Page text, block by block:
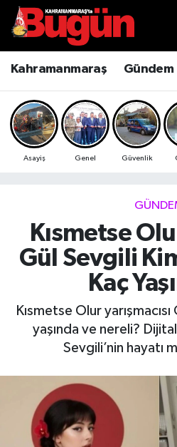
Kahramanmaraş Gündem
Asayiş Genel Güvenlik
Kısmetse
Gül Sevgili
Kaç
Kısmetse Olur
yaşında ve nereli?
Sevgili’nin hayatı
Kahramanmaraş
Kahramanmaraş Sokak
Bilim ve Teknoloji
Çevre
Ekonomi
Güncel
Haberde İnsan
Kültür Sanat
Magazin
Kahramanmaraş
Kahramanmaraş Hava
Kahramanmaraş
Kahramanmaraş Trafik
Süper Lig Puan Durumu
Tüm Manşetler
Son Dakika Haberleri
Haber Arşivi